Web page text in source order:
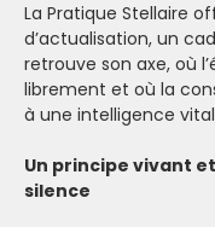
La Pratique Stellaire
d’actualisation, un
retrouve son axe, où
librement et où la
à une intelligence
Un principe vivant
silence